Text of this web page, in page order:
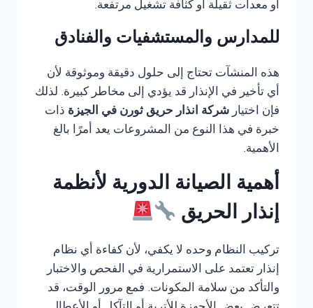
أو معدات ثقيلة أو كثافة تشغيل مرتفعة.
للمدارس والمستشفيات والفنادق
هذه المنشآت تحتاج إلى حلول دقيقة وموثوقة لأن
أي تأخير في الإنذار قد يؤدي إلى مخاطر كبيرة. لذلك
فإن اختيار شركة انذار حريق ثورن في الجيزة ذات
خبرة في هذا النوع من المشروعات يعد أمرًا بالغ
الأهمية.
أهمية الصيانة الدورية لأنظمة
إنذار الحريق
تركيب النظام وحده لا يكفي، لأن كفاءة أي نظام
إنذار تعتمد على الاستمرارية في الفحص والاختبار
والتأكد من سلامة المكونات. فمع مرور الوقت، قد